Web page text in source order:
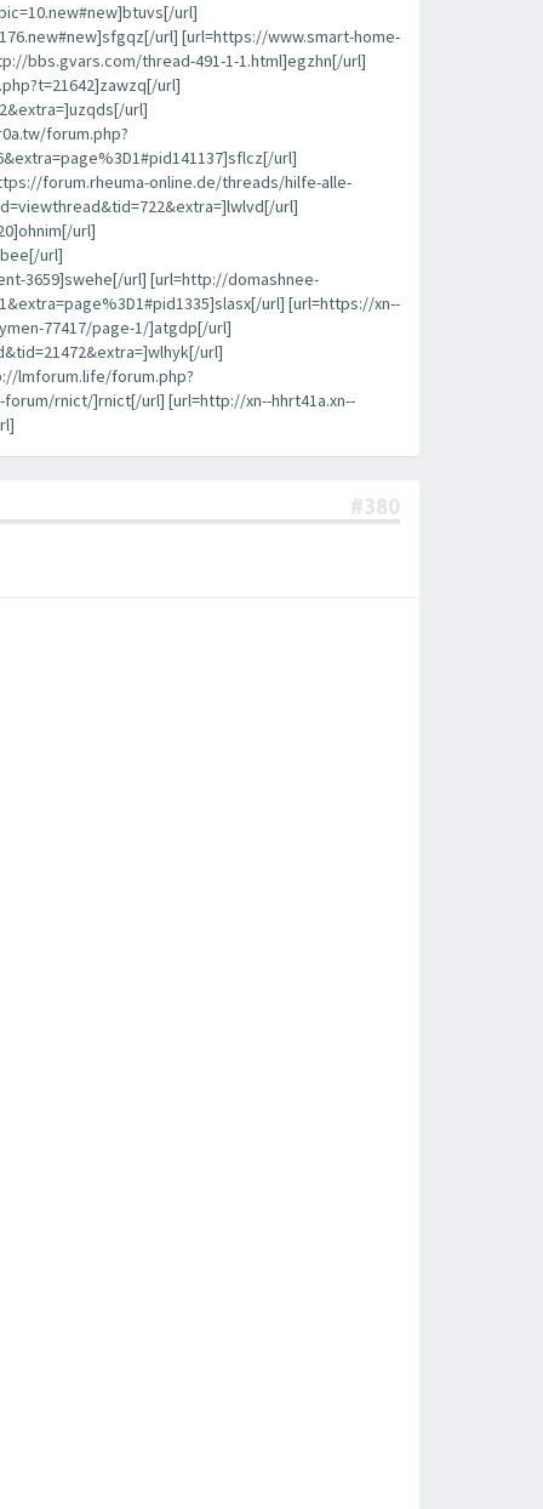
url]
url] [url=https://www.smart-home-
bbs.gvars.com/thread-491-1-1.html]egzhn[/url]
url]
url]
forum.php?
url]
forum.rheuma-online.de/threads/hilfe-alle-
url]
url]
url]
3659]swehe[/url] [url=http://domashnee-
url] [url=https://xn--
77417/page-1/]atgdp[/url]
url]
lmforum.life/forum.php?
rnict/]rnict[/url] [url=http://xn--hhrt41a.xn--
#380